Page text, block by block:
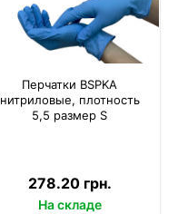
Перчатки BSPKA
нитриловые, плотность
5,5 размер S
278.20 грн.
На складе